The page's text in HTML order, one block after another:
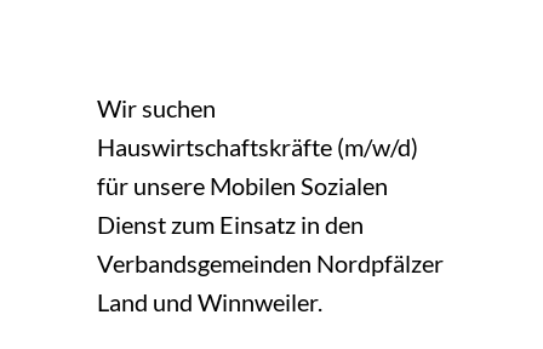
Wir suchen
Hauswirtschaftskräfte (m/w/d)
für unsere Mobilen Sozialen
Dienst zum Einsatz in den
Verbandsgemeinden Nordpfälzer
Land und Winnweiler.